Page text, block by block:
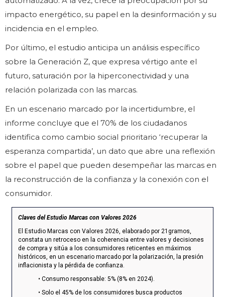
impacto energético, su papel en la desinformación y su
incidencia en el empleo.
Por último, el estudio anticipa un análisis específico
sobre la Generación Z, que expresa vértigo ante el
futuro, saturación por la hiperconectividad y una
relación polarizada con las marcas.
En un escenario marcado por la incertidumbre, el
informe concluye que el 70% de los ciudadanos
identifica como cambio social prioritario ‘recuperar la
esperanza compartida’, un dato que abre una reflexión
sobre el papel que pueden desempeñar las marcas en
la reconstrucción de la confianza y la conexión con el
consumidor.
Claves del Estudio Marcas con Valores 2026
El Estudio Marcas con Valores 2026, elaborado por 21gramos,
constata un retroceso en la coherencia entre valores y decisiones
de compra y sitúa a los consumidores reticentes en máximos
históricos, en un escenario marcado por la polarización, la presión
inflacionista y la pérdida de confianza.
• Consumo responsable: 5% (8% en 2024).
• Solo el 45% de los consumidores busca productos